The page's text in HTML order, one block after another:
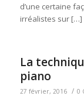
d’une certaine
irréalistes sur […]
La
piano
27 février, 2016 / 0